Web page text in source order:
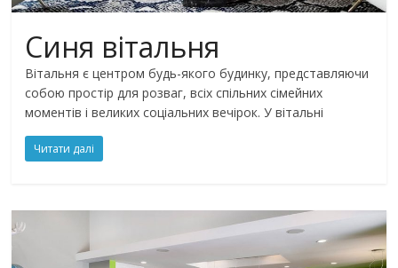
Синя вітальня
Вітальня є центром будь-якого будинку, представляючи
собою простір для розваг, всіх спільних сімейних
моментів і великих соціальних вечірок. У вітальні
Читати далі